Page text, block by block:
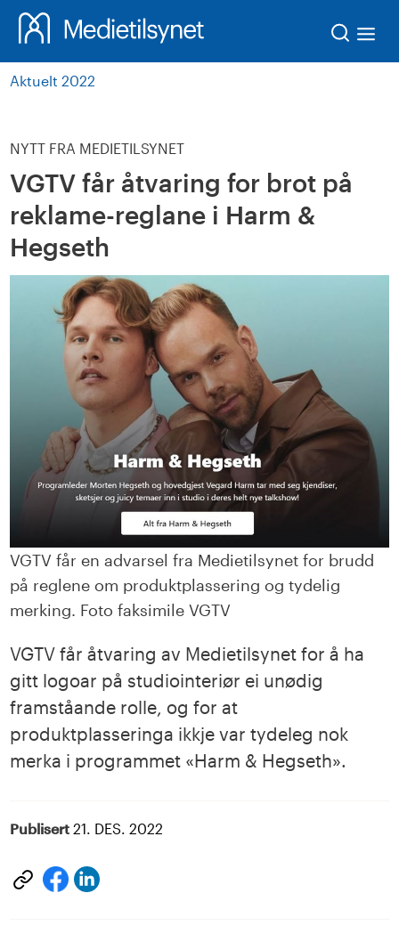
Aktuelt 2022
NYTT FRA MEDIETILSYNET
VGTV får åtvaring for brot på
reklame-reglane i Harm &
Hegseth
VGTV får en advarsel fra Medietilsynet for brudd
på reglene om produktplassering og tydelig
merking. Foto faksimile VGTV
VGTV får åtvaring av Medietilsynet for å ha
gitt logoar på studiointeriør ei unødig
framståande rolle, og for at
produktplasseringa ikkje var tydeleg nok
merka i programmet «Harm & Hegseth».
Publisert 21. DES. 2022
Del Del